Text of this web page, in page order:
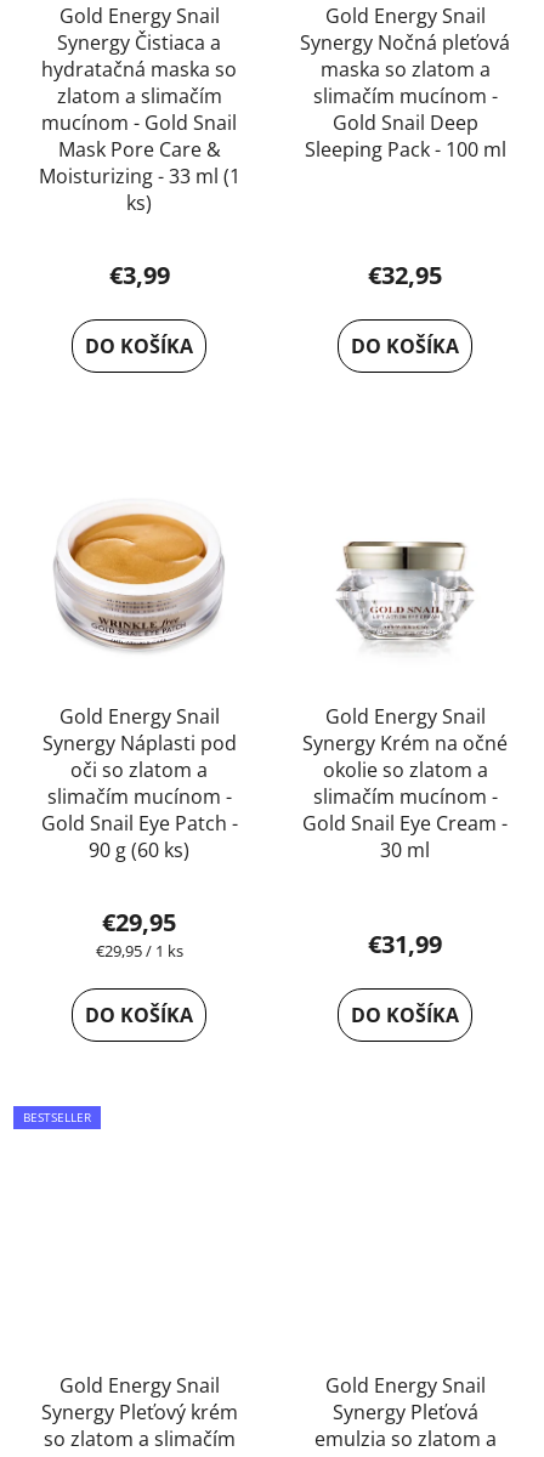
Gold Energy Snail
Synergy Čistiaca a
hydratačná maska so
zlatom a slimačím
mucínom - Gold Snail
Mask Pore Care &
Moisturizing - 33 ml (1
ks)
€3,99
DO KOŠÍKA
Gold Energy Snail
Synergy Nočná pleťová
maska so zlatom a
slimačím mucínom -
Gold Snail Deep
Sleeping Pack - 100 ml
produktu
5,0
€32,95
DO KOŠÍKA
Gold Energy Snail
Synergy Náplasti pod
oči so zlatom a
slimačím mucínom -
Gold Snail Eye Patch -
90 g (60 ks)
hodnotenie
produktu
je
5,0
€29,95
Jednotková
€29,95 / 1 ks
DO KOŠÍKA
Gold Energy Snail
Synergy Krém na očné
okolie so zlatom a
slimačím mucínom -
Gold Snail Eye Cream -
30 ml
€31,99
DO KOŠÍKA
BESTSELLER
Gold Energy Snail
Synergy Pleťový krém
so zlatom a slimačím
Gold Energy Snail
Synergy Pleťová
emulzia so zlatom a